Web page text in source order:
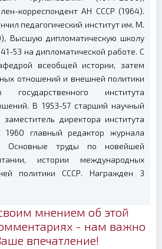
корреспондент АН СССР (1964).
педагогический институт им. М.
Высшую дипломатическую школу
53 на дипломатической работе. С
всеобщей истории, затем
отношений и внешней политики
государственного института
В 1953-57 старший научный
директора института
главный редактор журнала
Основные труды по новейшей
истории международных
политики СССР. Награжден 3
мнением об этой
- нам важно
впечатление!